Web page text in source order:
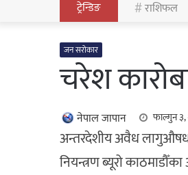
ट्रेन्डिङ राशिफल
जन सरोकार
चरेश
नेपाल जापान फाल्गुन
अन्तरदेशीय अवैध लागुऔषध
नियन्त्रण ब्यूरो